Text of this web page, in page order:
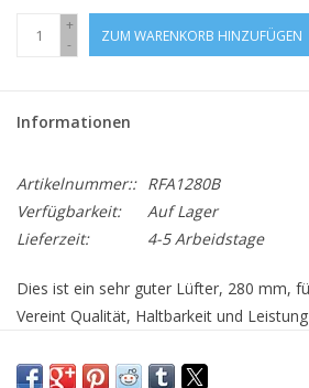
+
-
ZUM WARENKORB HINZUFÜGEN
Informationen
Artikelnummer:: RFA1280B
Verfügbarkeit:
Auf Lager
Lieferzeit:
4-5 Arbeidstage
Dies ist ein sehr guter Lüfter, 280 mm,
Vereint Qualität, Haltbarkeit und
hohe Leistung, abgedichtete Lager und